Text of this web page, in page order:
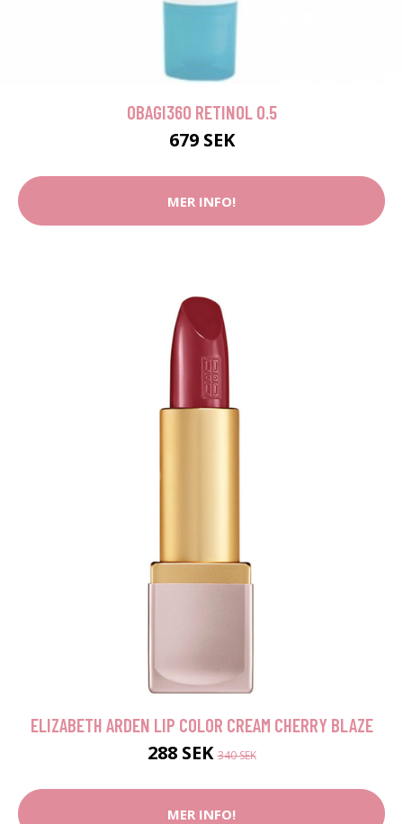
OBAGI360 RETINOL 0.5
679 SEK
MER INFO!
ELIZABETH ARDEN LIP COLOR CREAM CHERRY BLAZE
288 SEK340 SEK
MER INFO!